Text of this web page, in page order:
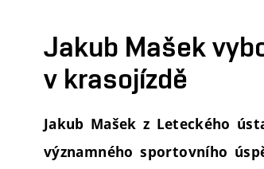
Jakub Mašek
v krasojízdě
Jakub Mašek z Leteckého
významného sportovního